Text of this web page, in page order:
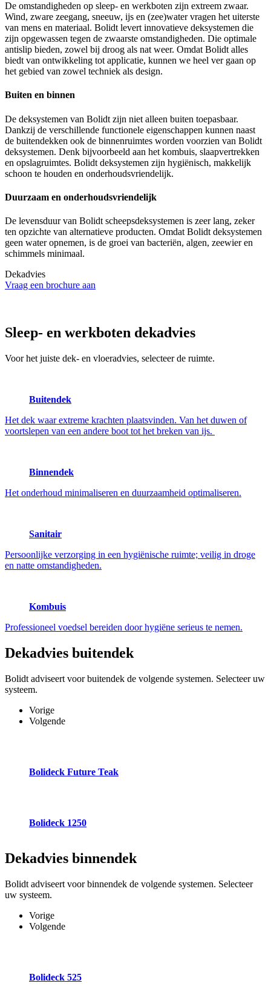
De omstandigheden op sleep- en werkboten zijn extreem zwaar.
Wind, zware zeegang, sneeuw, ijs en (zee)water vragen het uiterste
van mens en materiaal. Bolidt levert innovatieve deksystemen die
zijn opgewassen tegen de zwaarste omstandigheden. Die optimale
antislip bieden, zowel bij droog als nat weer. Omdat Bolidt alles
biedt van ontwikkeling tot applicatie, kunnen we heel ver gaan op
het gebied van zowel techniek als design.
Buiten en binnen
De deksystemen van Bolidt zijn niet alleen buiten toepasbaar.
Dankzij de verschillende functionele eigenschappen kunnen naast
de buitendekken ook de binnenruimtes worden voorzien van Bolidt
deksystemen. Denk bijvoorbeeld aan het kombuis, slaapvertrekken
en opslagruimtes. Bolidt deksystemen zijn hygiënisch, makkelijk
schoon te houden en onderhoudsvriendelijk.
Duurzaam en onderhoudsvriendelijk
De levensduur van Bolidt scheepsdeksystemen is zeer lang, zeker
ten opzichte van alternatieve producten. Omdat Bolidt deksystemen
geen water opnemen, is de groei van bacteriën, algen, zeewier en
schimmels minimaal.
Dekadvies
Vraag een brochure aan
Sleep- en werkboten dekadvies
Voor het juiste dek- en vloeradvies, selecteer de ruimte.
Buitendek
Het dek waar extreme krachten plaatsvinden. Van het duwen of
voortslepen van een andere boot tot het breken van ijs.
Binnendek
Het onderhoud minimaliseren en duurzaamheid optimaliseren.
Sanitair
Persoonlijke verzorging in een hygiënische ruimte; veilig in droge
en natte omstandigheden.
Kombuis
Professioneel voedsel bereiden door hygiëne serieus te nemen.
Dekadvies buitendek
Bolidt adviseert voor buitendek de volgende systemen. Selecteer uw
systeem.
Vorige
Volgende
Bolideck Future Teak
Bolideck 1250
Dekadvies binnendek
Bolidt adviseert voor binnendek de volgende systemen. Selecteer
uw systeem.
Vorige
Volgende
Bolideck 525